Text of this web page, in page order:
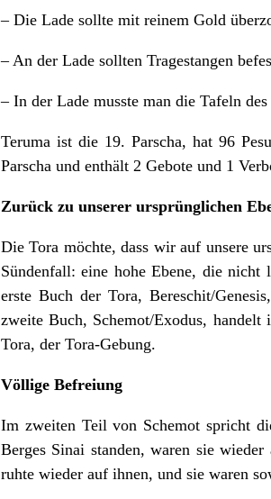
– Die Lade sollte mit reinem Gold
– An der Lade sollten Tragestangen
– In der Lade musste man die
Teruma ist die 19. Parscha, hat 96
Parscha und enthält 2 Gebote und 1
Zurück zu unserer ursprünglichen
Die Tora möchte, dass wir auf unsere
Sündenfall: eine hohe Ebene, die
erste Buch der Tora, Bereschit/
zweite Buch, Schemot/Exodus,
Tora, der Tora-Gebung.
Völlige Befreiung
Im zweiten Teil von Schemot spricht
Berges Sinai standen, waren sie
ruhte wieder auf ihnen, und sie waren